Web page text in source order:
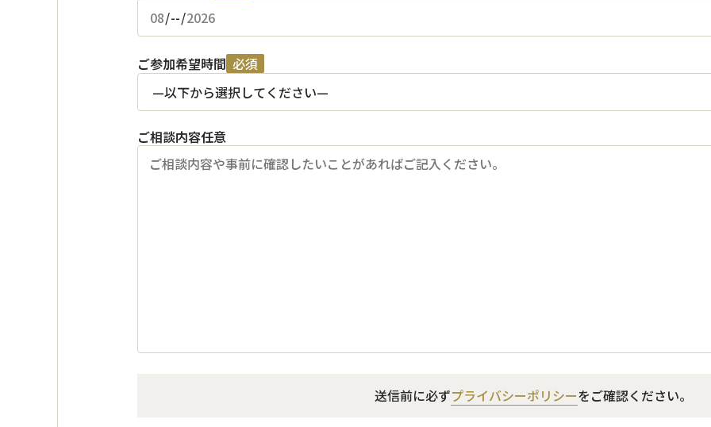
ご参加希望時間 必須
ご相談内容任意
送信前に必ずプライバシーポリシーをご確認ください。